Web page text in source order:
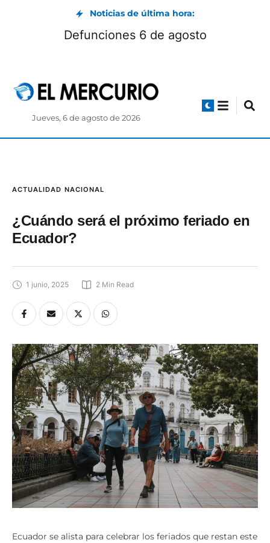
Noticias de última hora:
Defunciones 6 de agosto
Jueves, 6 de agosto de 2026
ACTUALIDAD NACIONAL
¿Cuándo será el próximo feriado en
Ecuador?
1 junio, 2025 2 Min Read
Ecuador se alista para celebrar los feriados que restan este